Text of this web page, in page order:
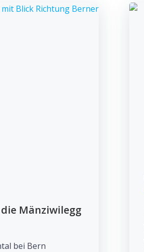
Mänziwilegg
bei Bern